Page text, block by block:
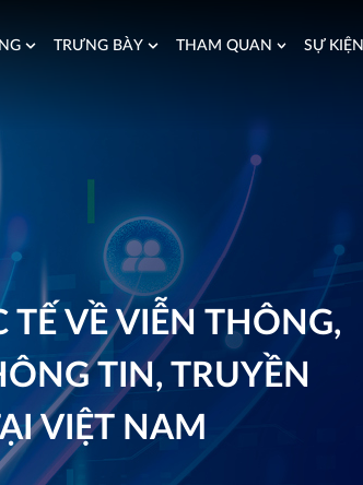
TRƯNG BÀY THAM QUAN SỰ KIỆN
VỀ VIỄN THÔNG,
TIN, TRUYỀN
VIỆT NAM